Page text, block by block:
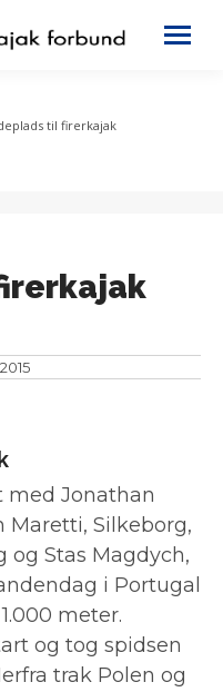
til firerkajak
med Jonathan
Maretti, Silkeborg,
og Stas Magdych,
i Portugal
meter.
og tog spidsen
trak Polen og